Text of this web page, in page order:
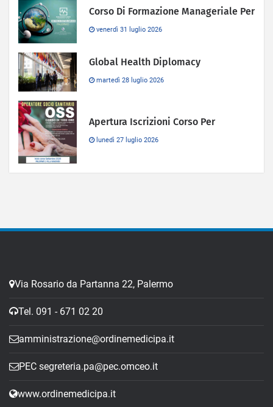
Corso Di Formazione Manageriale Per
venerdì 31 luglio 2026
Global Health Diplomacy
martedì 28 luglio 2026
Apertura Iscrizioni Corso Per
lunedì 27 luglio 2026
Via Rosario da Partanna 22, Palermo
Tel. 091 - 671 02 20
amministrazione@ordinemedicipa.it
PEC segreteria.pa@pec.omceo.it
www.ordinemedicipa.it